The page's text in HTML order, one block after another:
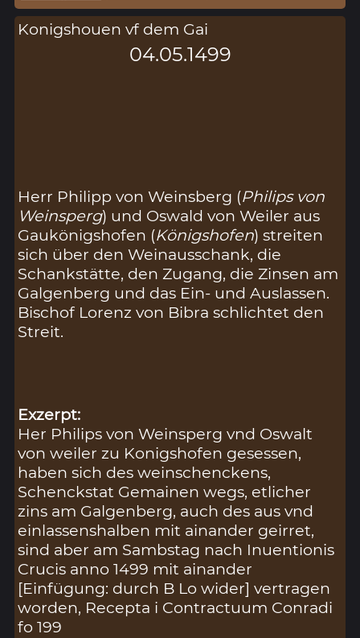
Konigshouen vf dem Gai
04.05.1499
Herr Philipp von Weinsberg (Philips von
Weinsperg) und Oswald von Weiler aus
Gaukönigshofen (Königshofen) streiten
sich über den Weinausschank, die
Schankstätte, den Zugang, die Zinsen am
Galgenberg und das Ein- und Auslassen.
Bischof Lorenz von Bibra schlichtet den
Streit.
Exzerpt:
Her Philips von Weinsperg vnd Oswalt
von weiler zu Konigshofen gesessen,
haben sich des weinschenckens,
Schenckstat Gemainen wegs, etlicher
zins am Galgenberg, auch des aus vnd
einlassenshalben mit ainander geirret,
sind aber am Sambstag nach Inuentionis
Crucis anno 1499 mit ainander
[Einfügung: durch B Lo wider] vertragen
worden, Recepta i Contractuum Conradi
fo 199